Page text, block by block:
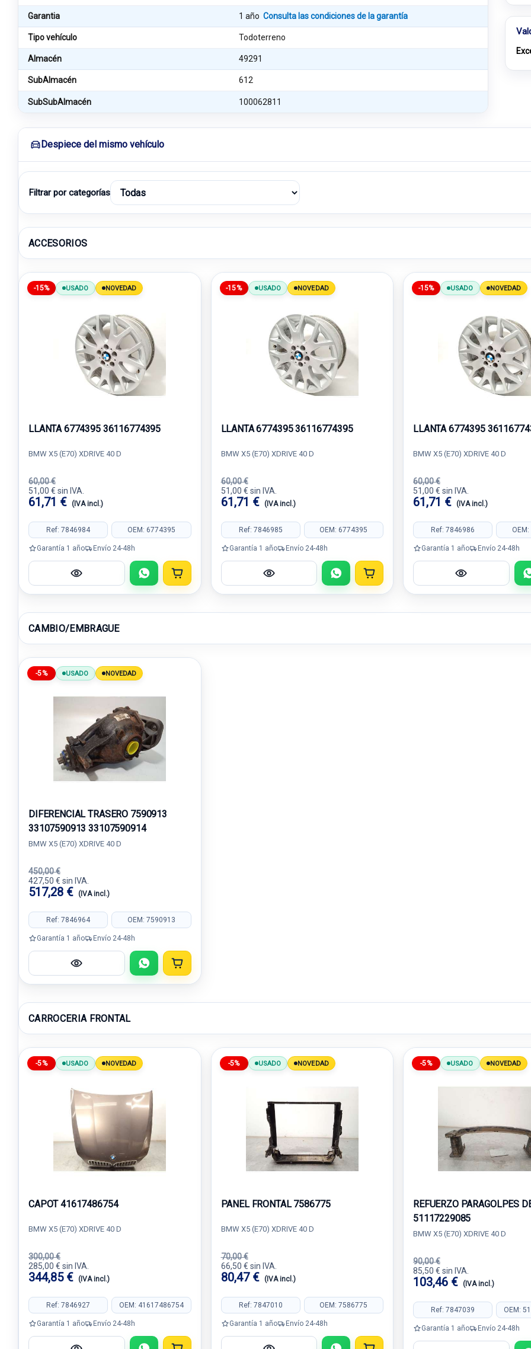
Garantia 1 añoConsulta las condiciones de la garantía
Tipo vehículo Todoterreno
Almacén 49291
SubAlmacén 612
SubSubAlmacén 100062811
Despiece del mismo vehículo
Filtrar por categorías
ACCESORIOS
-15% USADO NOVEDAD
LLANTA 6774395 36116774395
BMW X5 (E70) XDRIVE 40 D
60,00 €
51,00 € sin IVA.
61,71 € (IVA incl.)
Ref: 7846984 OEM: 6774395
Garantía 1 año Envío 24-48h
-15% USADO NOVEDAD
LLANTA 6774395 36116774395
BMW X5 (E70) XDRIVE 40 D
60,00 €
51,00 € sin IVA.
61,71 € (IVA incl.)
Ref: 7846985 OEM: 6774395
Garantía 1 año Envío 24-48h
-15% USADO NOVEDAD
LLANTA 6774395
BMW X5 (E70) XDRIVE 40 D
60,00 €
51,00 € sin IVA.
61,71 € (IVA incl.)
Ref: 7846986
Garantía 1 año Envío 24-48h
CAMBIO/EMBRAGUE
-5% USADO NOVEDAD
DIFERENCIAL TRASERO 7590913
33107590913 33107590914
BMW X5 (E70) XDRIVE 40 D
450,00 €
427,50 € sin IVA.
517,28 € (IVA incl.)
Ref: 7846964 OEM: 7590913
Garantía 1 año Envío 24-48h
CARROCERIA FRONTAL
-5% USADO NOVEDAD
CAPOT 41617486754
BMW X5 (E70) XDRIVE 40 D
300,00 €
285,00 € sin IVA.
344,85 € (IVA incl.)
Ref: 7846927 OEM: 41617486754
Garantía 1 año Envío 24-48h
-5% USADO NOVEDAD
PANEL FRONTAL 7586775
BMW X5 (E70) XDRIVE 40 D
70,00 €
66,50 € sin IVA.
80,47 € (IVA incl.)
Ref: 7847010 OEM: 7586775
Garantía 1 año Envío 24-48h
-5% USADO NOVEDAD
REFUERZO PARAGOLPES
51117229085
BMW X5 (E70) XDRIVE 40 D
90,00 €
85,50 € sin IVA.
103,46 € (IVA incl.)
Ref: 7847039 OEM:
Garantía 1 año Envío 24-48h